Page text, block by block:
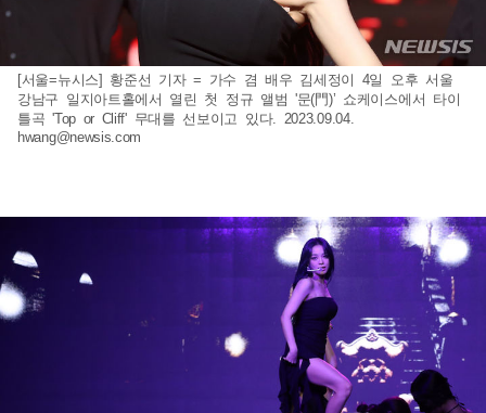
[서울=뉴시스] 황준선 기자 = 가수 겸 배우 김세정이 4일 오후 서울
강남구 일지아트홀에서 열린 첫 정규 앨범 '문(門)’ 쇼케이스에서 타이
틀곡 'Top or Cliff' 무대를 선보이고 있다. 2023.09.04.
hwang@newsis.com